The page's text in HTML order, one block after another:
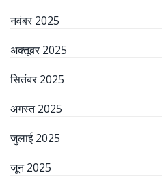
नवंबर 2025
अक्तूबर 2025
सितंबर 2025
अगस्त 2025
जुलाई 2025
जून 2025